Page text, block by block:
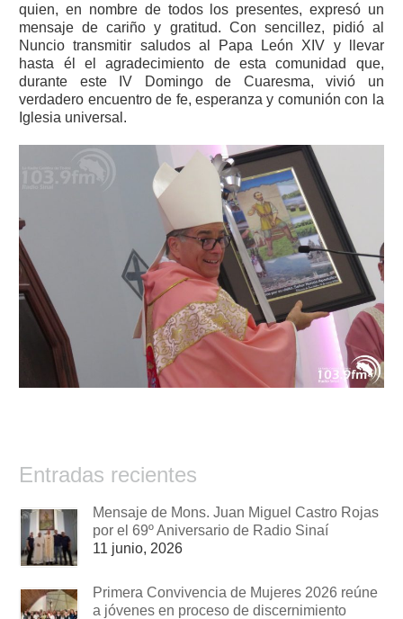
quien, en nombre de todos los presentes, expresó un
mensaje de cariño y gratitud. Con sencillez, pidió al
Nuncio transmitir saludos al Papa León XIV y llevar
hasta él el agradecimiento de esta comunidad que,
durante este IV Domingo de Cuaresma, vivió un
verdadero encuentro de fe, esperanza y comunión con la
Iglesia universal.
Entradas recientes
Mensaje de Mons. Juan Miguel Castro Rojas
por el 69º Aniversario de Radio Sinaí
11 junio, 2026
Primera Convivencia de Mujeres 2026 reúne
a jóvenes en proceso de discernimiento